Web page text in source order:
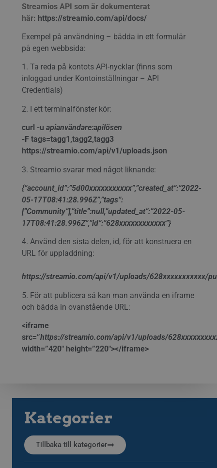
Streamios API som är dokumenterat
här: https://streamio.com/api/docs/
Exempel på användning – bädda in ett formulär
på egen webbsida:
1. Ta reda på kontots API-nycklar (finns som
inloggad under Kontoinställningar – API
Credentials)
2. I ett terminalfönster kör:
curl -u apianvändare:apilösen
-F tags=tagg1,tagg2,tagg3
https://streamio.com/api/v1/uploads.json
3. Streamio svarar med något liknande:
{”account_id”:”5d00xxxxxxxxxxx”,”created_at”:”2022-
05-17T08:41:28.996Z”,”tags”:
[”Community”],”title”:null,”updated_at”:”2022-05-
17T08:41:28.996Z”,”id”:”628xxxxxxxxxxxx”}
4. Använd den sista delen, id, för att konstruera en
URL för uppladdning:
https://streamio.com/api/v1/uploads/628xxxxxxxxxxx/
5. För att publicera så kan man använda en iframe
och bädda in ovanstående URL:
<iframe
src=”https://streamio.com/api/v1/uploads/
width=”420″ height=”220″></iframe>
Kategorier
Tillbaka till kategorier